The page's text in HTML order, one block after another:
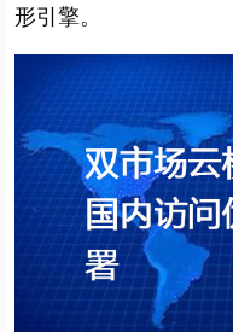
形引擎。